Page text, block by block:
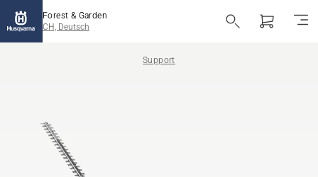
Forest & Garden
CH, Deutsch
Support